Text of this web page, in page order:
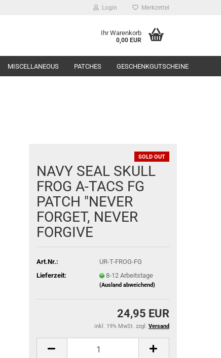
Login Merkzettel
Ihr Warenkorb
0,00 EUR
MISCELLANEOUS PATCHES GESCHENKGUTSCHEINE
SOLD OUT
NAVY SEAL SKULL
FROG A-TACS FG
PATCH "NEVER
FORGET, NEVER
FORGIVE
Art.Nr.:
UR-T-FROG-FG
Lieferzeit:
8-12 Arbeitstage
(Ausland abweichend)
24,95 EUR
inkl. 19% MwSt. zzgl. Versand